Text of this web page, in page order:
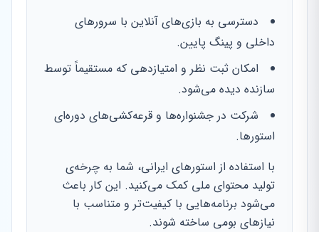
دسترسی به بازی‌های آنلاین با سرورهای
داخلی و پینگ پایین.
امکان ثبت نظر و امتیازدهی که مستقیماً توسط
سازنده دیده می‌شود.
شرکت در جشنواره‌ها و قرعه‌کشی‌های دوره‌ای
استورها.
با استفاده از استورهای ایرانی، شما به چرخه‌ی
تولید محتوای ملی کمک می‌کنید. این کار باعث
می‌شود برنامه‌هایی با کیفیت‌تر و متناسب با
نیازهای بومی ساخته شوند.